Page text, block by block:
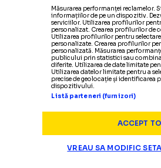
Măsurarea performanței reclamelor.
informațiilor de pe un dispozitiv.
serviciilor. Utilizarea profilurilor
personalizat. Crearea profilurilor de
Utilizarea profilurilor pentru
personalizate. Crearea profilurilor
personalizată. Măsurarea
publicului prin statistici sau
diferite. Utilizarea de date limitate
Utilizarea datelor limitate pentru a
precise de geolocație și identificarea
dispozitivului.
Listă parteneri (furnizori)
ACCEPT
VREAU SA MODIFIC